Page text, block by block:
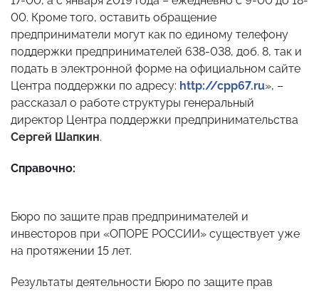
00. Кроме того, оставить обращение
предприниматели могут как по единому телефону
поддержки предпринимателей 638-038, доб. 8, так и
подать в электронной форме на официальном сайте
Центра поддержки по адресу: http://cpp67.ru», –
рассказал о работе структуры генеральный
директор Центра поддержки предпринимательства
Сергей Шапкин.
Справочно:
Бюро по защите прав предпринимателей и
инвесторов при «ОПОРЕ РОССИИ» существует уже
на протяжении 15 лет.
Результаты деятельности Бюро по защите прав